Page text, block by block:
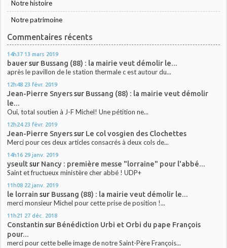
Notre histoire
Notre patrimoine
Commentaires récents
14h37 13 mars 2019
bauersur Bussang (88) : la mairie veut démolir le...
après le pavillon de le station thermale c est autour du...
12h48 23 févr. 2019
Jean-Pierre Snyerssur Bussang (88) : la mairie veut démolir
le...
Oui, total soutien à J-F Michel! Une pétition ne...
12h24 23 févr. 2019
Jean-Pierre Snyerssur Le col vosgien des Clochettes
Merci pour ces deux articles consacrés à deux cols de...
14h16 29 janv. 2019
yseultsur Nancy : première messe "lorraine" pour l'abbé...
Saint et fructueux ministère cher abbé ! UDP+
11h08 22 janv. 2019
le lorrain sur Bussang (88) : la mairie veut démolir le...
merci monsieur Michel pour cette prise de position !...
11h21 27 déc. 2018
Constantin sur Bénédiction Urbi et Orbi du pape François
pour...
merci pour cette belle image de notre Saint-Père François...